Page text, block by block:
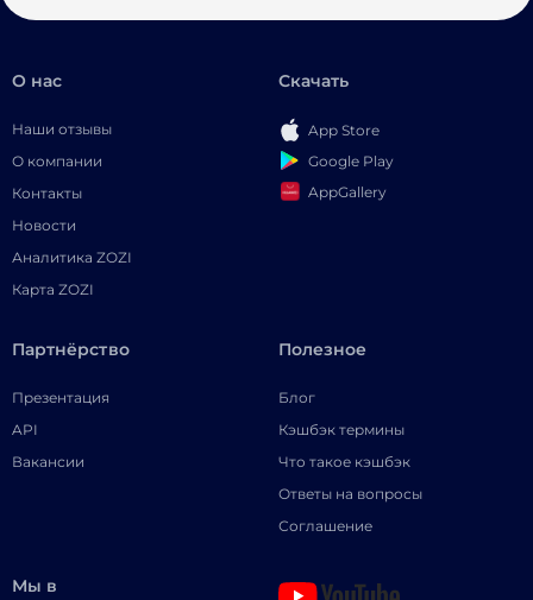
О нас
Наши отзывы
О компании
Контакты
Новости
Аналитика ZOZI
Карта ZOZI
Скачать
App Store
Google Play
AppGallery
Партнёрство
Презентация
API
Вакансии
Полезное
Блог
Кэшбэк термины
Что такое кэшбэк
Ответы на вопросы
Соглашение
Мы в